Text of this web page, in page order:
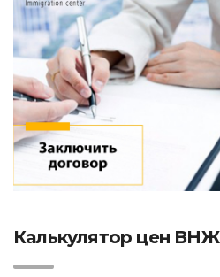
Калькулятор цен ВНЖ